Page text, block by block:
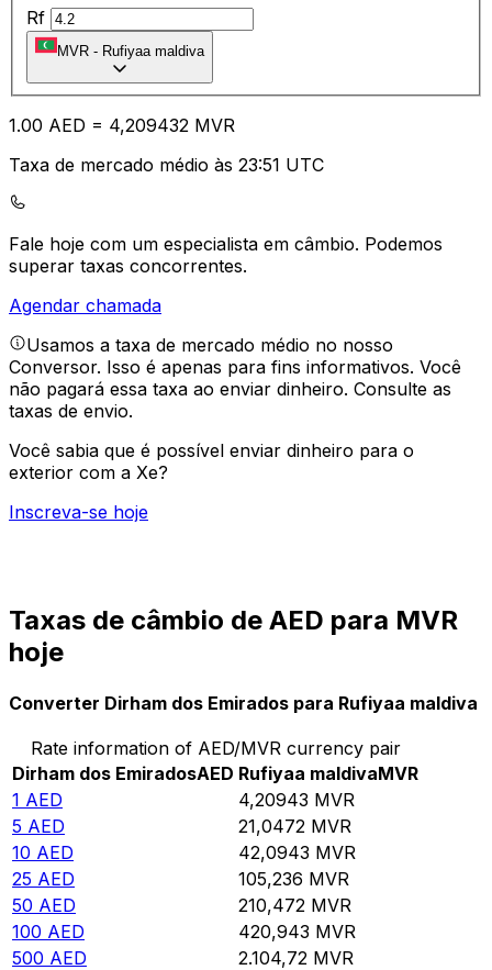
Rf
MVR - Rufiyaa maldiva
1.00 AED = 4,209432 MVR
Taxa de mercado médio às 23:51 UTC
Fale hoje com um especialista em câmbio. Podemos
superar taxas concorrentes.
Agendar chamada
Usamos a taxa de mercado médio no nosso
Conversor. Isso é apenas para fins informativos. Você
não pagará essa taxa ao enviar dinheiro. Consulte as
taxas de envio.
Você sabia que é possível enviar dinheiro para o
exterior com a Xe?
Inscreva-se hoje
Taxas de câmbio de AED para MVR
hoje
Converter Dirham dos Emirados para Rufiyaa maldiva
Rate information of AED/MVR currency pair
Dirham dos EmiradosAED Rufiyaa maldivaMVR
1 AED 4,20943 MVR
5 AED 21,0472 MVR
10 AED 42,0943 MVR
25 AED 105,236 MVR
50 AED 210,472 MVR
100 AED 420,943 MVR
500 AED 2.104,72 MVR